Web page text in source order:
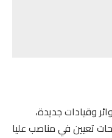
وقيادات جديدة،
تعيين في مناصب عليا